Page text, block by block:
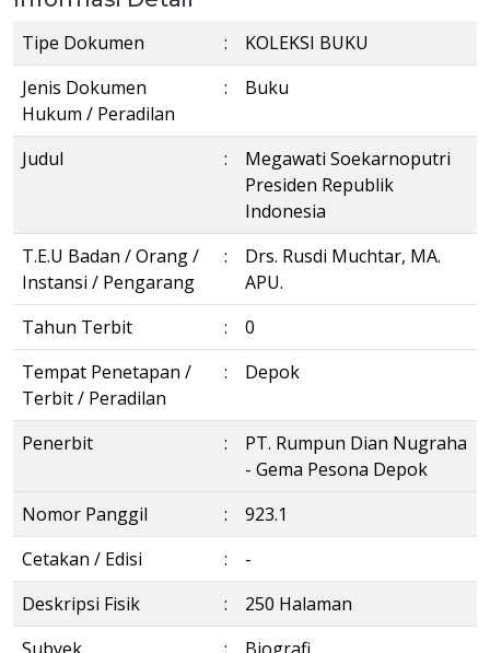
Tipe Dokumen :
KOLEKSI BUKU
Jenis Dokumen
Hukum / Peradilan
: Buku
Judul :
Megawati Soekarnoputri
Presiden Republik
Indonesia
T.E.U Badan / Orang /
Instansi / Pengarang
:
Drs. Rusdi Muchtar, MA.
APU.
Tahun Terbit
:
0
Tempat Penetapan /
Terbit / Peradilan
: Depok
Penerbit :
PT. Rumpun Dian Nugraha
- Gema Pesona Depok
Nomor Panggil
:
923.1
Cetakan / Edisi
:
-
Deskripsi Fisik
:
250 Halaman